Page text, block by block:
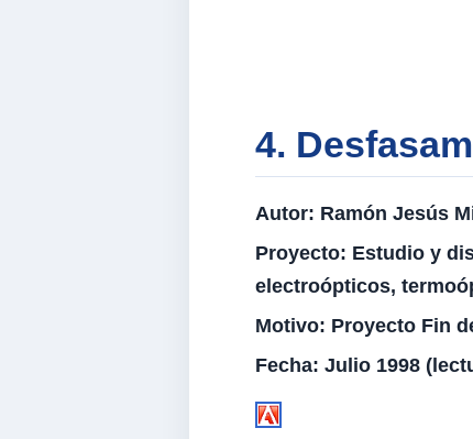
4.
Autor: Ramón Jesús
Proyecto: Estudio y
electroópticos,
Motivo: Proyecto Fin
Fecha: Julio 1998